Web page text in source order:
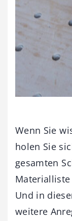
Wenn Sie
holen Sie
gesamten
Und in
weitere